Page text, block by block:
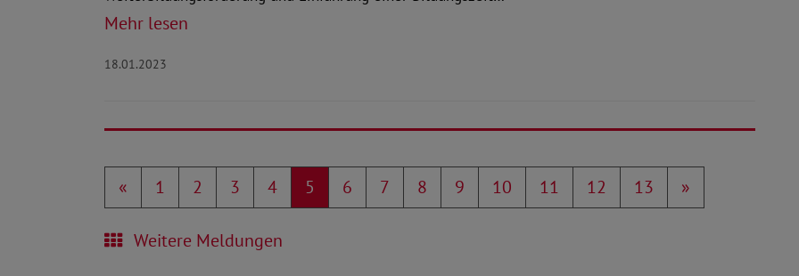
Mehr lesen
18.01.2023
« 1 2 3 4 5 6 7 8 9 10 11 12 13 »
Weitere Meldungen